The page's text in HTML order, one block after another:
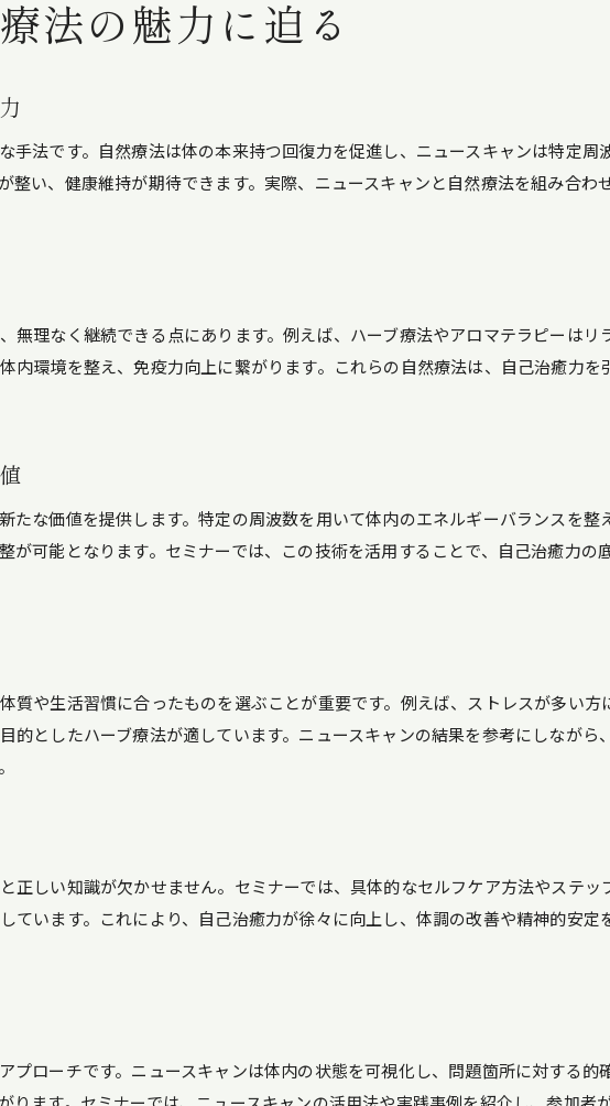
問わず続けたい自己治癒力強化習慣
ニュースキャン実践で続ける健康維持習慣
己治癒力強化のための毎日のポイント
年齢に左右されない自己治癒力の磨き方
しい健康を実現するための実践法まとめ
自己治癒力とニュースキャンで描く健康の未来
自分に合った自己治癒力活用法の見つけ方
ニュースキャンの知識を活かしたセルフケア法
自己治癒力を高めるための総合的アプローチ
法の魅力に迫る
手法です。自然療法は体の本来持つ回復力を促進し、ニュースキャンは特定周
い、健康維持が期待できます。実際、ニュースキャンと自然療法を組み合わ
無理なく継続できる点にあります。例えば、ハーブ療法やアロマテラピーはリ
内環境を整え、免疫力向上に繋がります。これらの自然療法は、自己治癒力を
たな価値を提供します。特定の周波数を用いて体内のエネルギーバランスを整
可能となります。セミナーでは、この技術を活用することで、自己治癒力の
質や生活習慣に合ったものを選ぶことが重要です。例えば、ストレスが多い方
としたハーブ療法が適しています。ニュースキャンの結果を参考にしながら
正しい知識が欠かせません。セミナーでは、具体的なセルフケア方法やステッ
います。これにより、自己治癒力が徐々に向上し、体調の改善や精神的安定
ローチです。ニュースキャンは体内の状態を可視化し、問題箇所に対する的